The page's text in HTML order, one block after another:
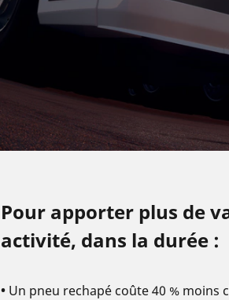
Pour apporter plus de
activité, dans la durée :
•Un pneu rechapé coûte 40 % moins